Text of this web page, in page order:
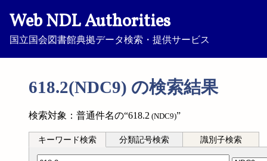
Web NDL Authorities
国立国会図書館典拠データ検索・提供サービス
618.2(NDC9) の検索結果
検索対象：普通件名の“618.2 (NDC9)”
キーワード検索 分類記号検索 識別子検索